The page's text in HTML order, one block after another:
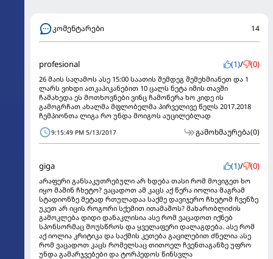
კომენტარები 14
profesional (1)/ (0)
26 მაის საღამოს ასე 15:00 საათის შემდეგ შემეხმიანეთ და 1
ლარს ვიხდი ათკაპიკანებით 10 ცალს ნეტა იმის თავში
ჩამახედა ეს მოთხოვნები ვინც ჩამოწერა ხო კიდე ის
გამოგრჩათ ახალმა მფლობელმა პირველივე წელს 2017.2018
ჩემპიონთა ლიგა რო უნდა მოიგოს აუცილებლად
9:15:49 PM 5/13/2017 გამოხმაურება(0)
giga (1)/ (0)
არაფერი განსაკუთრებული არ ხდება თასი რომ მოვიგეთ ხო
იყო მაშინ ჩხეტო? ვაცადოთ ამ კაცს აქ წერა იოლია მაგრამ
სტადიონზე მეტად რთულადაა საქმე დავიჯერო ჩხეტომ ჩვენზე
უკეთ არ იცის როგორი სქემით ითამაშოს? მახარობლიძის
გამოკლება დიდი დანაკლისია ასე რომ ვაცადოთ იქნებ
სპონსორმაც მოუსწროს და ყველაფერი დალაგდება. ასე რომ
აქ იოლია კრიტიკა და საქმის კეთება გაცილებით ძნელია ასე
რომ ვაცადოთ კაცს რომელსაც თითოელ ჩვენთაგანზე უფრო
უნდა გამარჯვებები და ტორპედოს წინსვლა